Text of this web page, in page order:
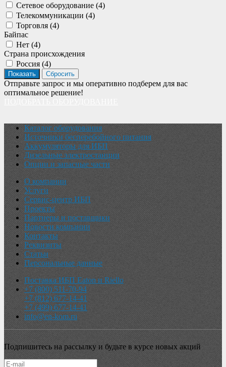
Сетевое оборудование (4)
Телекоммуникации (4)
Торговля (4)
Байпас
Нет (4)
Страна происхождения
Россия (4)
Отправьте запрос и мы оперативно подберем для вас
оптимальное решение!
Каталог оборудования
Источники бесперебойного питания
Аккумуляторы для ИБП
Дизельные электростанции
Опции и запасные части
О компании
Услуги
Сервис-центр ИБП
Проекты
Партнеры и поставщики
Новости компании
Контакты
Реквизиты
Статьи
Персональные данные
Поставка ИБП Eaton и Riello
+7 (800) 511-70-94
+7 (812) 677-14-41
+7 (499) 677-14-41
info@en-kom.ru
Подпишитесь на рассылку и будьте в курсе новых акций